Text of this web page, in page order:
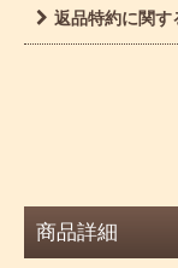
返品特約に関す
商品詳細